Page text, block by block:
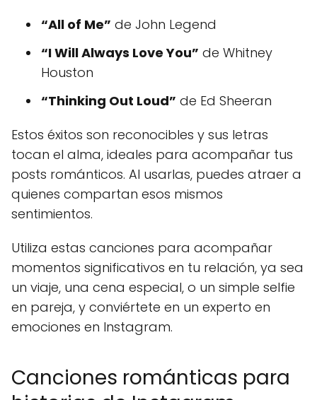
“All of Me” de John Legend
“I Will Always Love You” de Whitney
Houston
“Thinking Out Loud” de Ed Sheeran
Estos éxitos son reconocibles y sus letras
tocan el alma, ideales para acompañar tus
posts románticos. Al usarlas, puedes atraer a
quienes compartan esos mismos
sentimientos.
Utiliza estas canciones para acompañar
momentos significativos en tu relación, ya sea
un viaje, una cena especial, o un simple selfie
en pareja, y conviértete en un experto en
emociones en Instagram.
Canciones románticas para